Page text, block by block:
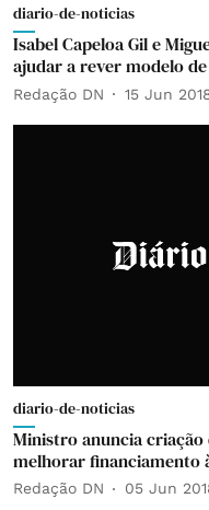
diario-de-noticias
Isabel Capeloa Gil e
ajudar a rever modelo
Redação DN 15 Jun
diario-de-noticias
Ministro anuncia
melhorar financiamento
Redação DN 05 Jun